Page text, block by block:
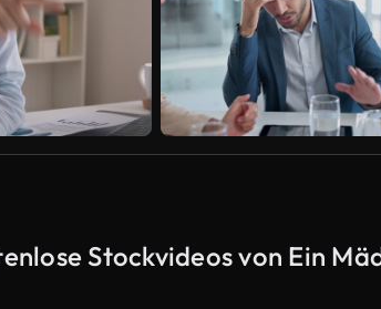
Stockvideos von Ein